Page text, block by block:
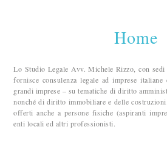
Home
Lo Studio Legale Avv. Michele Rizzo, con
fornisce consulenza legale ad imprese
grandi imprese – su tematiche di diritto
nonché di diritto immobiliare e delle
offerti anche a persone fisiche (aspiranti
enti locali ed altri professionisti.